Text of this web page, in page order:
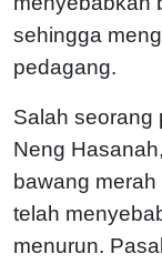
sehingga
pedagang.
Salah seorang
Neng
bawang
telah
menurun.